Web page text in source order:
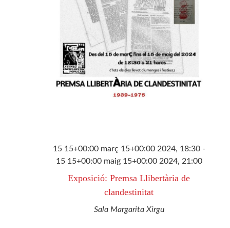
15 15+00:00 març 15+00:00 2024, 18:30-
15 15+00:00 maig 15+00:00 2024, 21:00
Exposició: Premsa Llibertària de
clandestinitat
Sala Margarita Xirgu